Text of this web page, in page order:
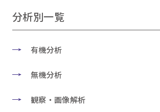
分析別一覧
有機分析
無機分析
観察・画像解析